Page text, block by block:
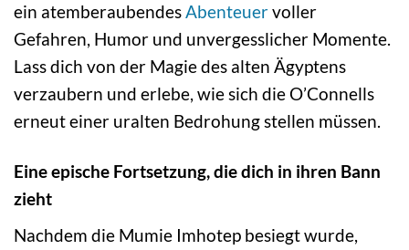
ein atemberaubendesAbenteuervoller
Gefahren, Humor und unvergesslicher Momente.
Lass dich von der Magie des alten Ägyptens
verzaubern und erlebe, wie sich die O’Connells
erneut einer uralten Bedrohung stellen müssen.
Eine epische Fortsetzung, die dich in ihren Bann
zieht
Nachdem die Mumie Imhotep besiegt wurde,